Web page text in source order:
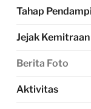
Tahap
Jejak Kemitraan
Berita Foto
Aktivitas